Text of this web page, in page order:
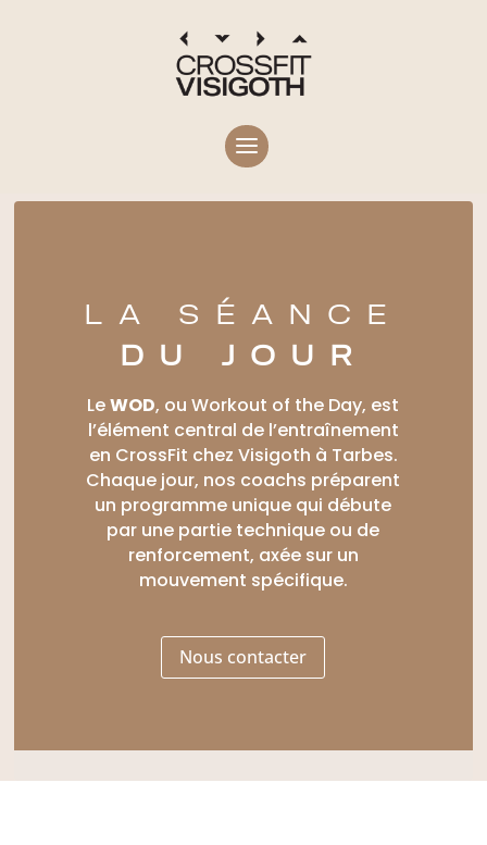
LA SÉANCE
DU JOUR
LeWOD, ou Workout of the Day, est
l’élément central de l’entraînement
en CrossFit chez Visigoth à Tarbes.
Chaque jour, nos coachs préparent
un programme unique qui débute
par une partie technique ou de
renforcement, axée sur un
mouvement spécifique.
Nous contacter